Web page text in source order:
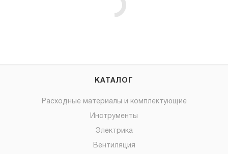
КАТАЛОГ
Расходные материалы и комплектующие
Инструменты
Электрика
Вентиляция